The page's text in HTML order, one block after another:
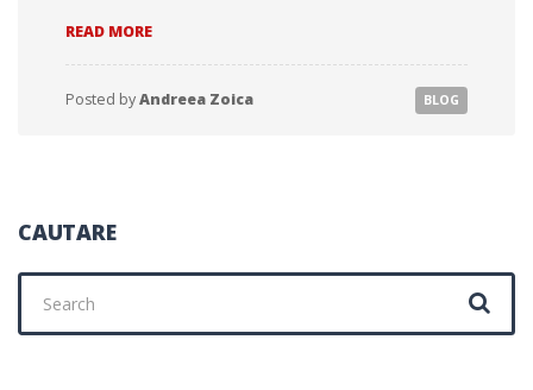
READ MOREDESPRE
ZOICA,
FONDATOAREA
Posted byAndreea Zoica BLOG
CAUTARE
for: